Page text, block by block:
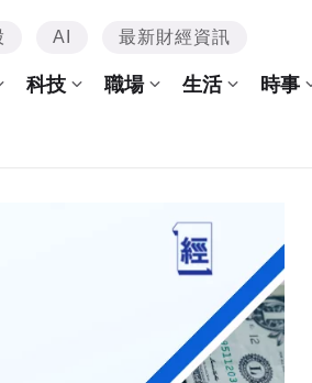
AI 最新財經資訊
科技 職場 生活 時事